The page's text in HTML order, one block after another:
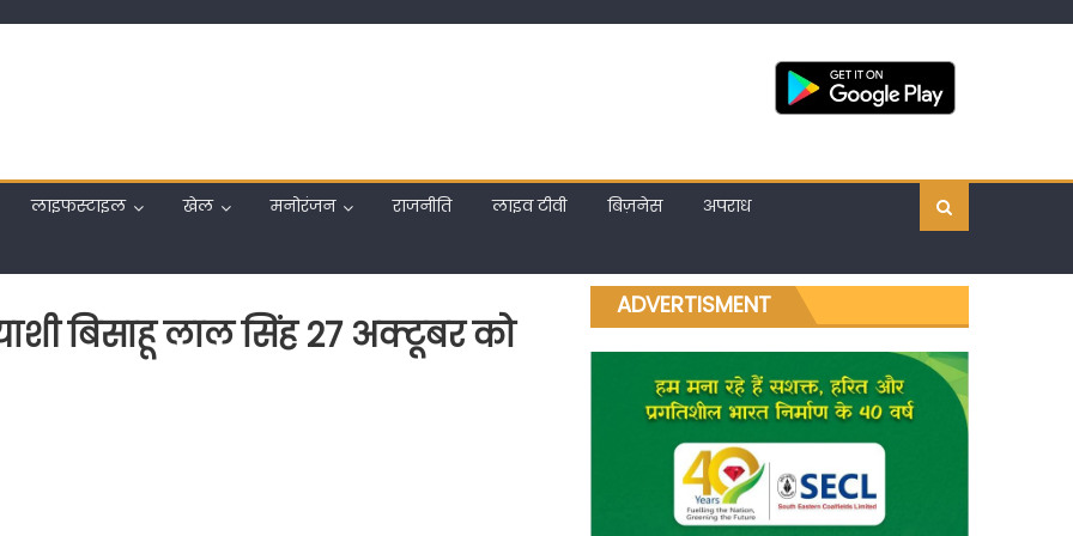
लाइफस्टाइल खेल मनोरंजन राजनीति लाइव टीवी बिज़नेस
अपराध
बिसाहू लाल सिंह 27 अक्टूबर को
ADVERTISMENT